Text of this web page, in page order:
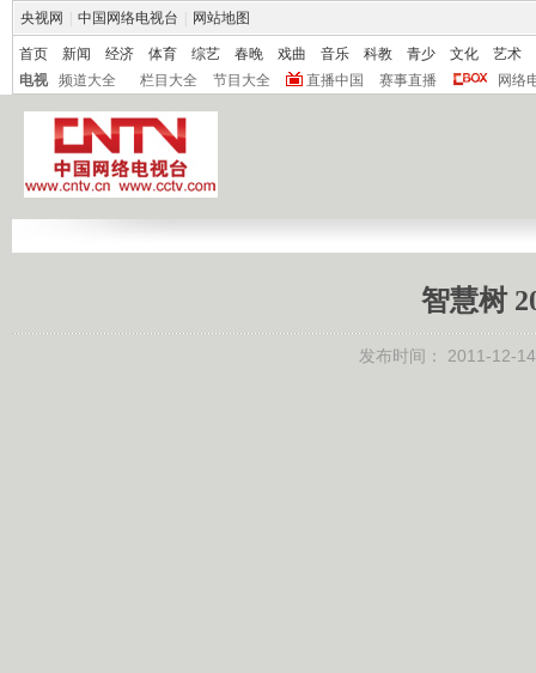
央视网 中国网络电视台 网站地图
首页 新闻 经济 体育 综艺 春晚 戏曲 音乐 科教 青少 文化
艺术
电视
频道大全 栏目大全 节目大全 直播中国 赛事直播 网络
智慧树
发布时间： 2011-12-